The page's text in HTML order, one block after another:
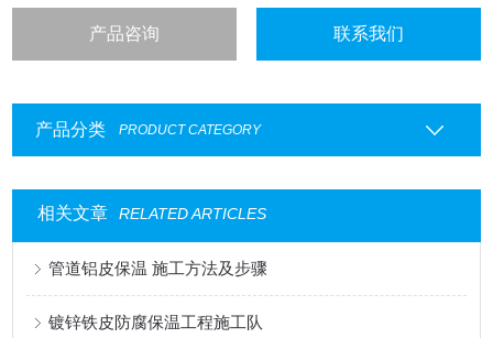
产品咨询 联系我们
产品分类 PRODUCT CATEGORY
相关文章 RELATED ARTICLES
管道铝皮保温 施工方法及步骤
镀锌铁皮防腐保温工程施工队